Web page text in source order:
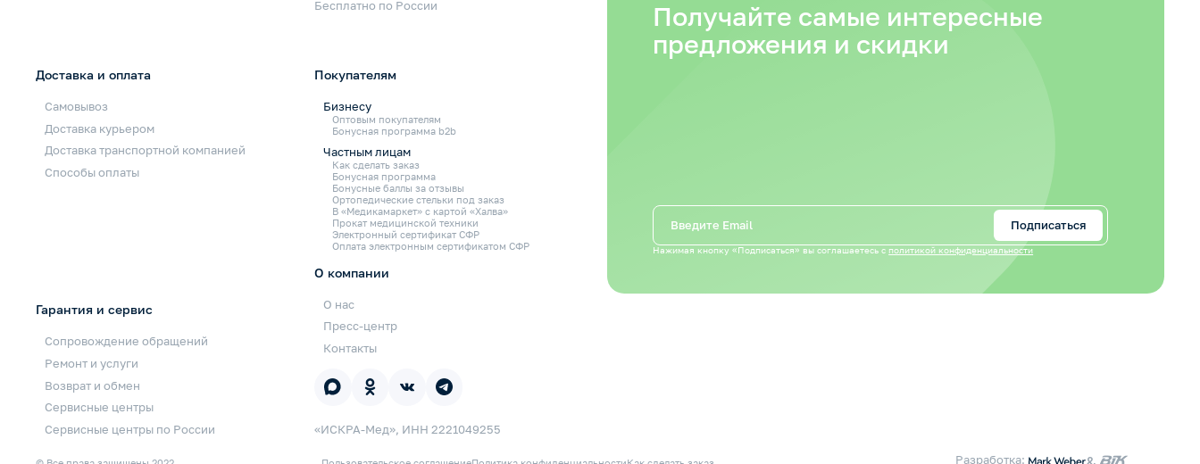
Доставка и оплата
Самовывоз
Доставка курьером
Доставка транспортной компанией
Способы оплаты
Гарантия и сервис
Сопровождение обращений
Ремонт и услуги
Возврат и обмен
Сервисные центры
Сервисные центры по России
Покупателям
Бизнесу
Оптовым покупателям
Бонусная программа b2b
Частным лицам
Как сделать заказ
Бонусная программа
Бонусные баллы за отзывы
Ортопедические стельки под заказ
В «Медикамаркет» с картой «Халва»
Прокат медицинской техники
Электронный сертификат СФР
Оплата электронным сертификатом СФР
О компании
О нас
Пресс-центр
Контакты
«ИСКРА-Мед», ИНН 2221049255
Получайте самые интересные
предложения и скидки
Подписаться
Нажимая кнопку «Подписаться» вы соглашаетесь с политикой конфиденциальности
Разработка: